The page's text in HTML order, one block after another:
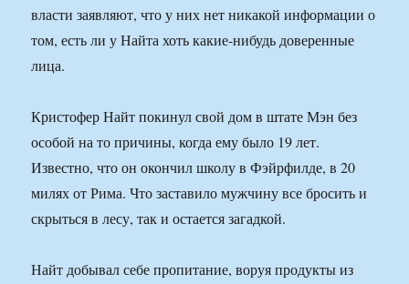
власти заявляют, что у них нет никакой информации о
том, есть ли у Найта хоть какие-нибудь доверенные
лица.
Кристофер Найт покинул свой дом в штате Мэн без
особой на то причины, когда ему было 19 лет.
Известно, что он окончил школу в Фэйрфилде, в 20
милях от Рима. Что заставило мужчину все бросить и
скрыться в лесу, так и остается загадкой.
Найт добывал себе пропитание, воруя продукты из